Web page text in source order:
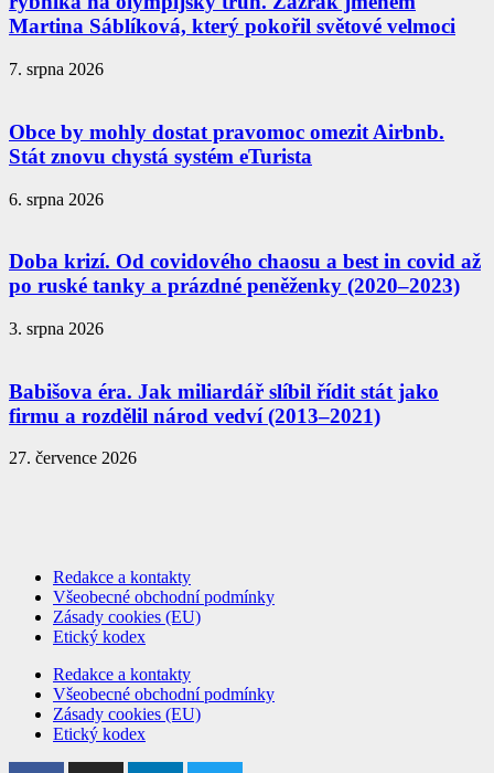
Martina Sáblíková, který pokořil světové velmoci
7. srpna 2026
Obce by mohly dostat pravomoc omezit Airbnb.
Stát znovu chystá systém eTurista
6. srpna 2026
Doba krizí. Od covidového chaosu a best in covid až
po ruské tanky a prázdné peněženky (2020–2023)
3. srpna 2026
Babišova éra. Jak miliardář slíbil řídit stát jako
firmu a rozdělil národ vedví (2013–2021)
27. července 2026
Redakce a kontakty
Všeobecné obchodní podmínky
Zásady cookies (EU)
Etický kodex
Redakce a kontakty
Všeobecné obchodní podmínky
Zásady cookies (EU)
Etický kodex